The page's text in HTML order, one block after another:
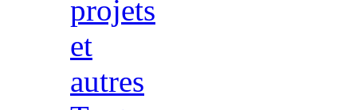
projets
et
autres